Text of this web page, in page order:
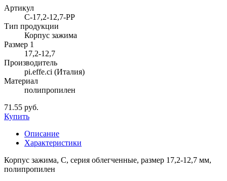
Артикул
C-17,2-12,7-PP
Тип продукции
Корпус зажима
Размер 1
17,2-12,7
Производитель
pi.effe.ci (Италия)
Материал
полипропилен
71.55 руб.
Купить
Описание
Характеристики
Корпус зажима, С, серия облегченные, размер 17,2-12,7 мм,
полипропилен